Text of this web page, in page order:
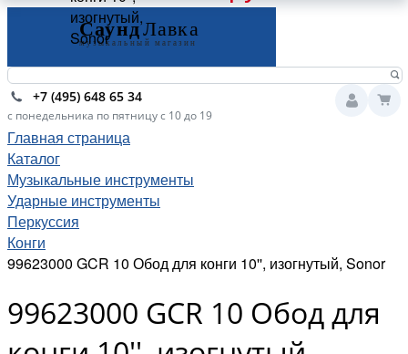
+7 (495) 648 65 34
с понедельника по пятницу с 10 до 19
Главная страница
Каталог
Музыкальные инструменты
Ударные инструменты
Перкуссия
Конги
99623000 GCR 10 Обод для конги 10'', изогнутый, Sonor
99623000 GCR 10 Обод для
изогнутый,
Sonor